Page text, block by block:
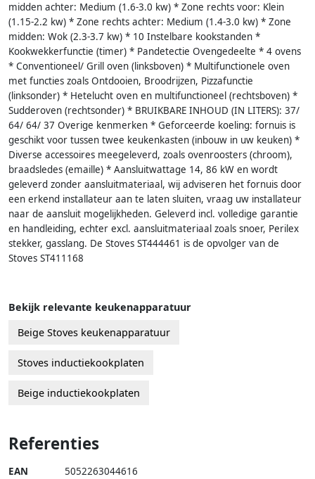
midden achter: Medium (1.6-3.0 kw) * Zone rechts voor: Klein
(1.15-2.2 kw) * Zone rechts achter: Medium (1.4-3.0 kw) * Zone
midden: Wok (2.3-3.7 kw) * 10 Instelbare kookstanden *
Kookwekkerfunctie (timer) * Pandetectie Ovengedeelte * 4 ovens
* Conventioneel/ Grill oven (linksboven) * Multifunctionele oven
met functies zoals Ontdooien, Broodrijzen, Pizzafunctie
(linksonder) * Hetelucht oven en multifunctioneel (rechtsboven) *
Sudderoven (rechtsonder) * BRUIKBARE INHOUD (IN LITERS): 37/
64/ 64/ 37 Overige kenmerken * Geforceerde koeling: fornuis is
geschikt voor tussen twee keukenkasten (inbouw in uw keuken) *
Diverse accessoires meegeleverd, zoals ovenroosters (chroom),
braadsledes (emaille) * Aansluitwattage 14, 86 kW en wordt
geleverd zonder aansluitmateriaal, wij adviseren het fornuis door
een erkend installateur aan te laten sluiten, vraag uw installateur
naar de aansluit mogelijkheden. Geleverd incl. volledige garantie
en handleiding, echter excl. aansluitmateriaal zoals snoer, Perilex
stekker, gasslang. De Stoves ST444461 is de opvolger van de
Stoves ST411168
Bekijk relevante keukenapparatuur
Beige Stoves keukenapparatuur
Stoves inductiekookplaten
Beige inductiekookplaten
Referenties
EAN 5052263044616